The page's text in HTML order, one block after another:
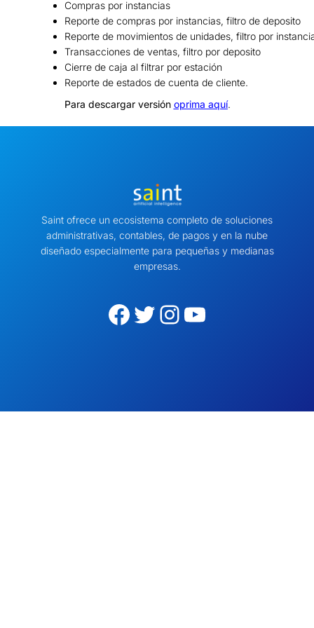
Compras por instancias
Reporte de compras por instancias, filtro de deposito
Reporte de movimientos de unidades, filtro por
Transacciones de ventas, filtro por deposito
Cierre de caja al filtrar por estación
Reporte de estados de cuenta de cliente.
Para descargar versión oprima aquí.
Saint ofrece un ecosistema completo de soluciones
administrativas, contables, de pagos y en la nube
diseñado especialmente para pequeñas y medianas
empresas.
Facebook Twitter Instagram YouTube